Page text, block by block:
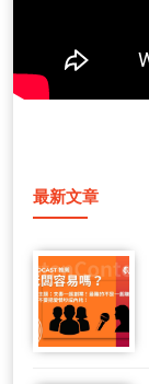
最新文章